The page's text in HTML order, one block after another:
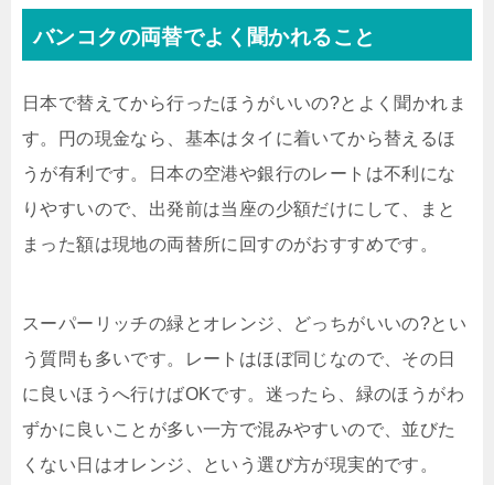
バンコクの両替でよく聞かれること
日本で替えてから行ったほうがいいの?とよく聞かれま
す。円の現金なら、基本はタイに着いてから替えるほ
うが有利です。日本の空港や銀行のレートは不利にな
りやすいので、出発前は当座の少額だけにして、まと
まった額は現地の両替所に回すのがおすすめです。
スーパーリッチの緑とオレンジ、どっちがいいの?とい
う質問も多いです。レートはほぼ同じなので、その日
に良いほうへ行けばOKです。迷ったら、緑のほうがわ
ずかに良いことが多い一方で混みやすいので、並びた
くない日はオレンジ、という選び方が現実的です。